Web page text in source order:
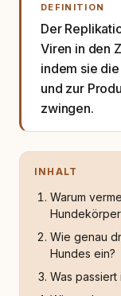
DEFINITION
Der
Viren in den
indem sie
und zur
zwingen.
INHALT
Warum
Wie genau
Hundes ein?
Was